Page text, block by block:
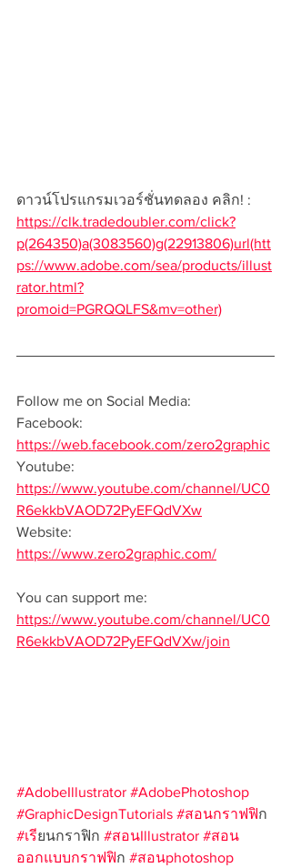
ดาวน์โปรแกรมเวอร์ชั่นทดลอง คลิก! :
https://clk.tradedoubler.com/click?
p(264350)a(3083560)g(22913806)url(htt
ps://www.adobe.com/sea/products/illust
rator.html?
promoid=PGRQQLFS&mv=other)
Follow me on Social Media:
Facebook:
https://web.facebook.com/zero2graphic
Youtube:
https://www.youtube.com/channel/UC0
R6ekkbVAOD72PyEFQdVXw
Website:
https://www.zero2graphic.com/
You can support me:
https://www.youtube.com/channel/UC0
R6ekkbVAOD72PyEFQdVXw/join
#AdobeIllustrator #AdobePhotoshop
#GraphicDesignTutorials #สอนกราฟฟิก
#เรียนกราฟิก #สอนIllustrator #สอน
ออกแบบกราฟฟิก #สอนphotoshop